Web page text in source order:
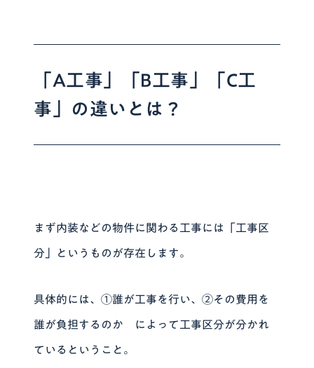
「A工事」「B工事」「C工
事」の違いとは？
まず内装などの物件に関わる工事には「工事区
分」というものが存在します。
具体的には、①誰が工事を行い、②その費用を
誰が負担するのか によって工事区分が分かれ
ているということ。